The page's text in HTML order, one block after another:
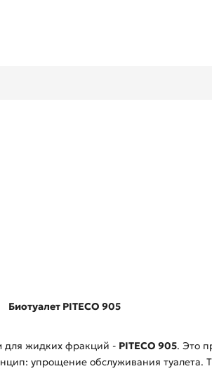
Биотуалет PITECO 905
для жидких фракций - PITECO 905. Это
упрощение обслуживания туалета.